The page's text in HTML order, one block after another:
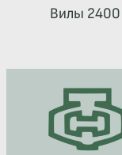
Вилы